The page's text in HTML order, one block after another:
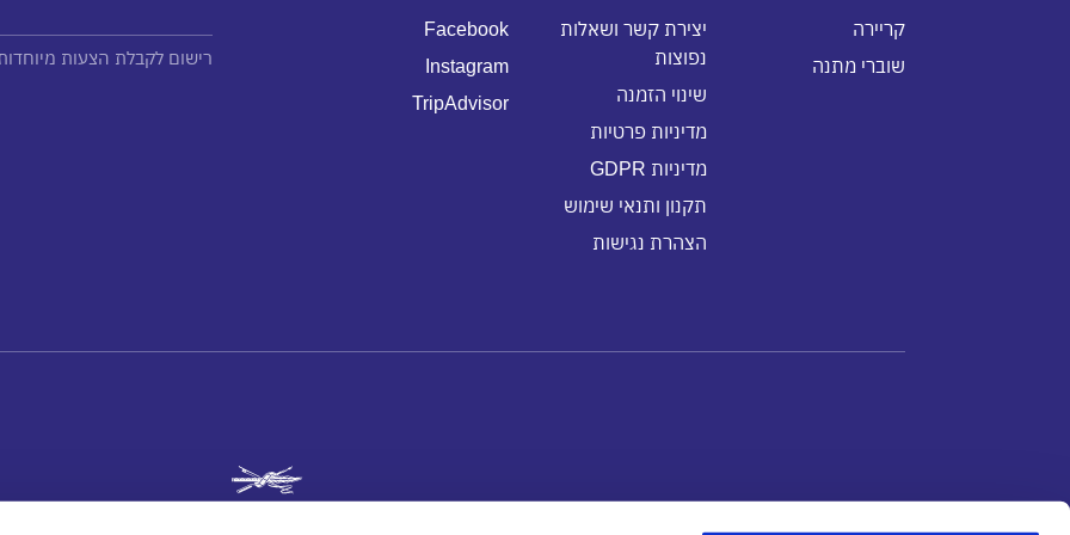
קריירה
שוברי מתנה
יצירת קשר ושאלות
נפוצות
שינוי הזמנה
מדיניות פרטיות
מדיניות GDPR
תקנון ותנאי שימוש
הצהרת נגישות
Facebook
Instagram
TripAdvisor
רישום לקבלת הצעות